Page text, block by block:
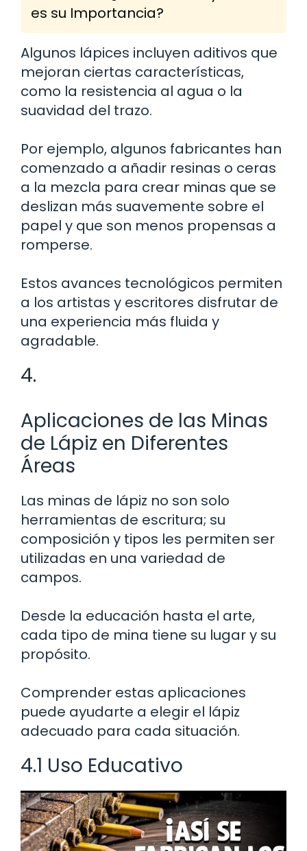
es su Importancia?
Algunos lápices incluyen aditivos que
mejoran ciertas características,
como la resistencia al agua o la
suavidad del trazo.
Por ejemplo, algunos fabricantes han
comenzado a añadir resinas o ceras
a la mezcla para crear minas que se
deslizan más suavemente sobre el
papel y que son menos propensas a
romperse.
Estos avances tecnológicos permiten
a los artistas y escritores disfrutar de
una experiencia más fluida y
agradable.
4.
Aplicaciones de las Minas
de Lápiz en Diferentes
Áreas
Las minas de lápiz no son solo
herramientas de escritura; su
composición y tipos les permiten ser
utilizadas en una variedad de
campos.
Desde la educación hasta el arte,
cada tipo de mina tiene su lugar y su
propósito.
Comprender estas aplicaciones
puede ayudarte a elegir el lápiz
adecuado para cada situación.
4.1 Uso Educativo